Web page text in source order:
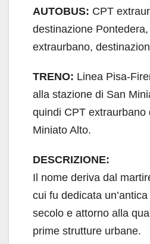
AUTOBUS: CPT
destinazione
extraurbano,
TRENO: Linea Pisa-
alla stazione di San
quindi CPT extraurbano
Miniato Alto.
DESCRIZIONE:
Il nome deriva dal
cui fu dedicata
secolo e attorno alla
prime strutture urbane.